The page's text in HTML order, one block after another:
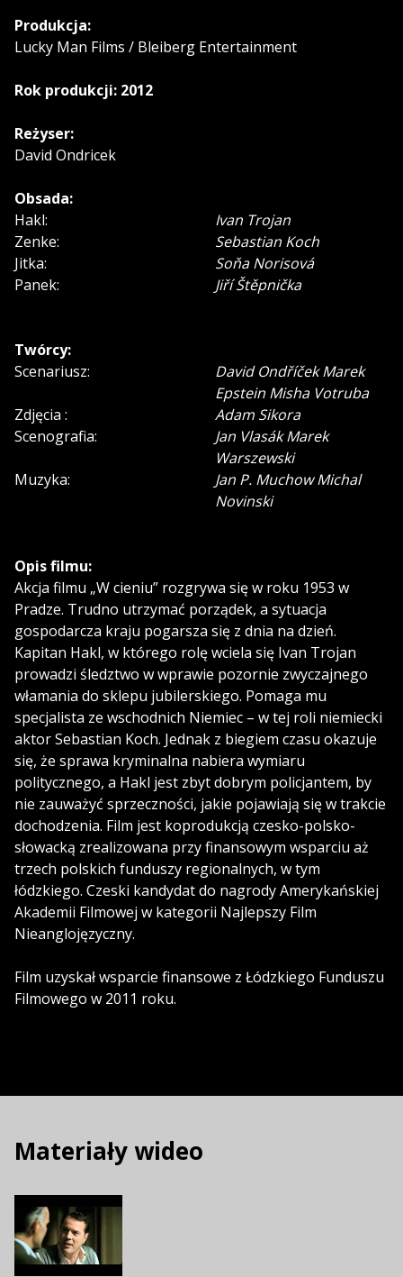
Produkcja:
Lucky Man Films / Bleiberg Entertainment
Rok produkcji: 2012
Reżyser:
David Ondricek
Obsada:
Hakl:
Ivan Trojan
Zenke:
Sebastian Koch
Jitka:
Soňa Norisová
Panek:
Jiří Štěpnička
Twórcy:
Scenariusz:
David Ondříček Marek
Epstein Misha Votruba
Zdjęcia :
Adam Sikora
Scenografia:
Jan Vlasák Marek
Warszewski
Muzyka:
Jan P. Muchow Michal
Novinski
Opis filmu:
Akcja filmu „W cieniu” rozgrywa się w roku 1953 w
Pradze. Trudno utrzymać porządek, a sytuacja
gospodarcza kraju pogarsza się z dnia na dzień.
Kapitan Hakl, w którego rolę wciela się Ivan Trojan
prowadzi śledztwo w wprawie pozornie zwyczajnego
włamania do sklepu jubilerskiego. Pomaga mu
specjalista ze wschodnich Niemiec – w tej roli niemiecki
aktor Sebastian Koch. Jednak z biegiem czasu okazuje
się, że sprawa kryminalna nabiera wymiaru
politycznego, a Hakl jest zbyt dobrym policjantem, by
nie zauważyć sprzeczności, jakie pojawiają się w trakcie
dochodzenia. Film jest koprodukcją czesko-polsko-
słowacką zrealizowana przy finansowym wsparciu aż
trzech polskich funduszy regionalnych, w tym
łódzkiego. Czeski kandydat do nagrody Amerykańskiej
Akademii Filmowej w kategorii Najlepszy Film
Nieanglojęzyczny.
Film uzyskał wsparcie finansowe z Łódzkiego Funduszu
Filmowego w 2011 roku.
Materiały wideo